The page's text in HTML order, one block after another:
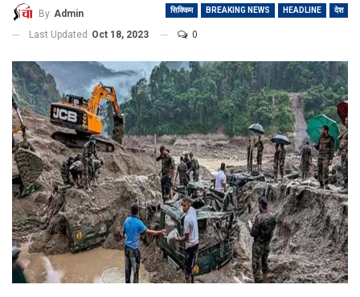
सिक्किम BREAKING NEWS HEADLINE देश
By Admin
Last Updated Oct 18, 2023 0